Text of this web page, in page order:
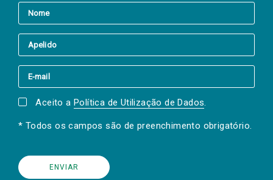
Aceito a Política de Utilização de Dados.
* Todos os campos são de preenchimento obrigatório.